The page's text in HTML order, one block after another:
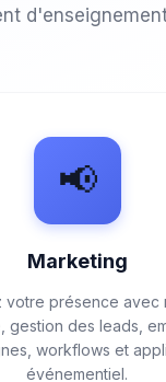
📢
Marketing
votre présence avec
gestion des leads,
workflows et
événementiel.